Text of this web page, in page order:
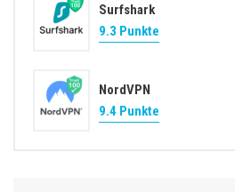
Surfshark
9.3 Punkte
NordVPN
9.4 Punkte